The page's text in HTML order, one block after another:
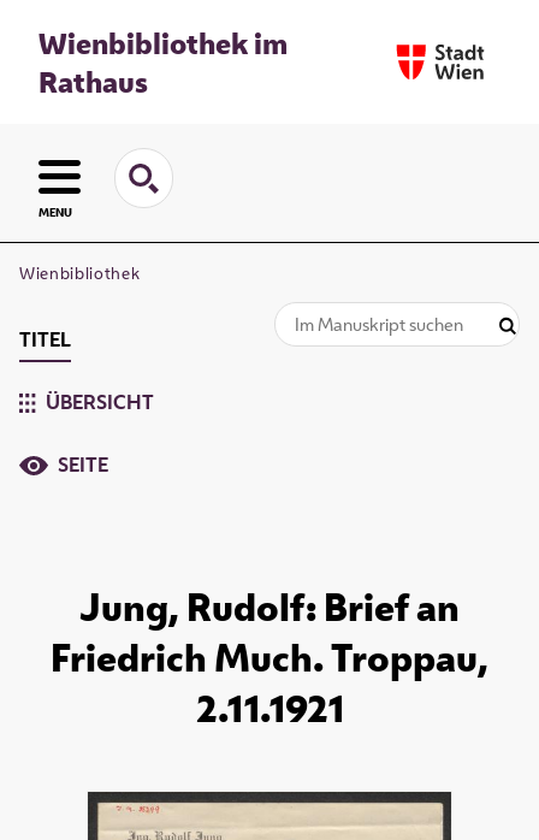
Wienbibliothek im
Rathaus
MENU
Wienbibliothek
TITEL
ÜBERSICHT
SEITE
Jung, Rudolf: Brief an
Friedrich Much. Troppau,
2.11.1921